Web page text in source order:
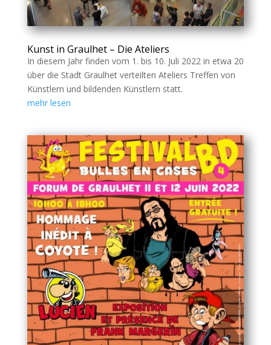
Kunst in Graulhet – Die Ateliers
In diesem Jahr finden vom 1. bis 10. Juli 2022 in etwa 20
über die Stadt Graulhet verteilten Ateliers Treffen von
Künstlern und bildenden Künstlern statt.
mehr lesen